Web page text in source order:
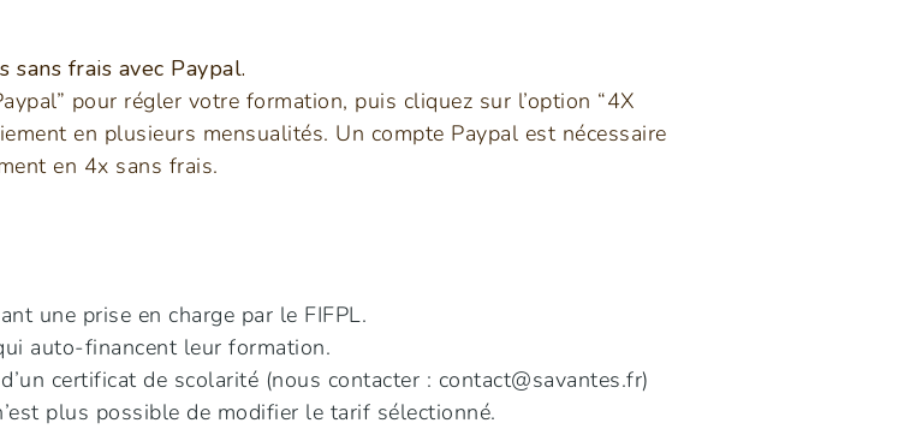
frais avec Paypal.
pour régler votre formation, puis cliquez sur l’option “4X
en plusieurs mensualités. Un compte Paypal est nécessaire
en 4x sans frais.
une prise en charge par le FIFPL.
auto-financent leur formation.
certificat de scolarité (nous contacter : contact@savantes.fr)
plus possible de modifier le tarif sélectionné.